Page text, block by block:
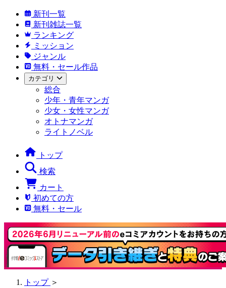
新刊一覧
新刊雑誌一覧
ランキング
ミッション
ジャンル
無料・セール作品
カテゴリ
総合
少年・青年マンガ
少女・女性マンガ
オトナマンガ
ライトノベル
トップ
検索
カート
初めての方
無料・セール
トップ ＞